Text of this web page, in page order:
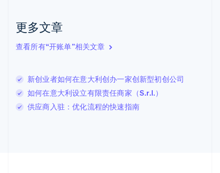
更多文章
查看所有“开账单”相关文章
新创业者如何在意大利创办一家创新型初创公司
如何在意大利设立有限责任商家（S.r.l.）
供应商入驻：优化流程的快速指南
English
English
卢森堡
罗马尼亚
English